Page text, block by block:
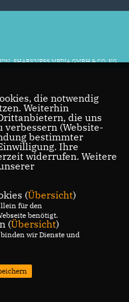
SHARKNESS MEDIA GMBH & CO. KG
die notwendig
Weiterhin
die uns
verbessern (Website-
bestimmter
Ihre
widerrufen. Weitere
(Übersicht)
für den
benötigt.
(Übersicht)
wir Dienste und